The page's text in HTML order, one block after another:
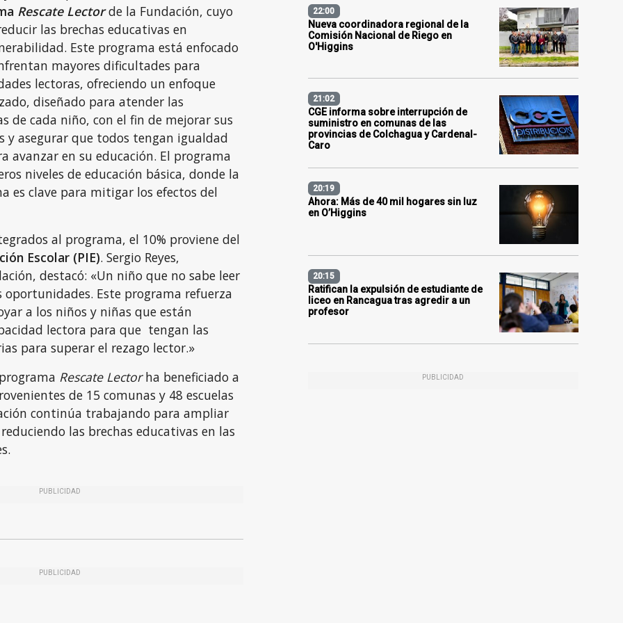
Rescate Lectorde la Fundación, cuyo
las brechas educativas en
Este programa está enfocado
mayores dificultades para
lectoras, ofreciendo un enfoque
diseñado para atender las
de cada niño, con el fin de mejorar sus
y asegurar que todos tengan igualdad
avanzar en su educación. El programa
niveles de educación básica, donde la
es clave para mitigar los efectos del
al programa, el 10% proviene del
Escolar (PIE). Sergio Reyes,
destacó: «Un niño que no sabe leer
oportunidades. Este programa refuerza
a los niños y niñas que están
lectora para que tengan las
para superar el rezago lector.»
Rescate Lectorha beneficiado a
de 15 comunas y 48 escuelas
continúa trabajando para ampliar
las brechas educativas en las
PUBLICIDAD
PUBLICIDAD
22:00
Nueva coordinadora regional de la
Comisión Nacional de Riego en
O'Higgins
21:02
CGE informa sobre interrupción de
suministro en comunas de las
provincias de Colchagua y Cardenal-
Caro
20:19
Ahora: Más de 40 mil hogares sin luz
en O’Higgins
20:15
Ratifican la expulsión de estudiante de
liceo en Rancagua tras agredir a un
profesor
PUBLICIDAD